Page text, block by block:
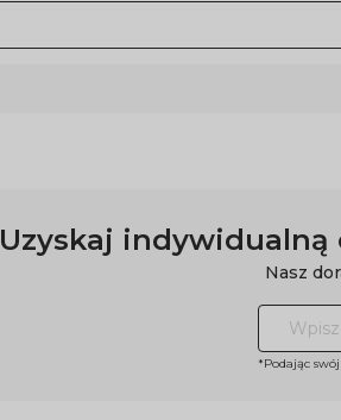
Uzyskaj indywidualną
Nasz
*Podając